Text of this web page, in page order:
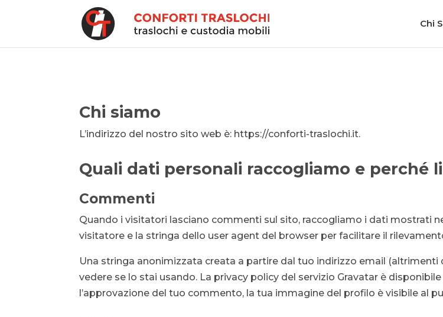
Chi
Chi siamo
L’indirizzo del nostro sito web è: https://conforti-traslochi.it.
Quali dati personali raccogliamo e perché
Commenti
Quando i visitatori lasciano commenti sul sito, raccogliamo i dati mostrati
visitatore e la stringa dello user agent del browser per facilitare il
Una stringa anonimizzata creata a partire dal tuo indirizzo email
vedere se lo stai usando. La privacy policy del servizio Gravatar è
l’approvazione del tuo commento, la tua immagine del profilo è visibile al